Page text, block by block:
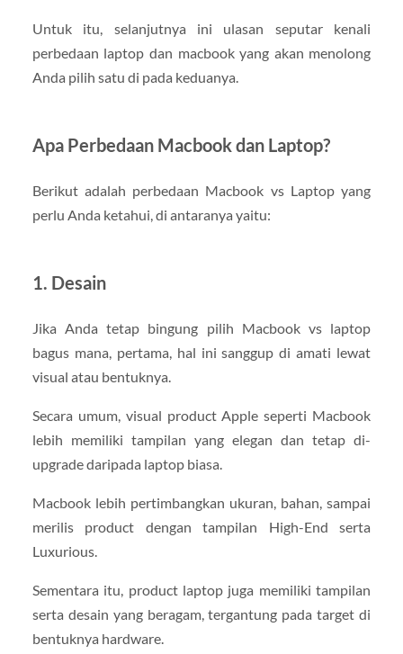
Untuk itu, selanjutnya ini ulasan seputar kenali
perbedaan laptop dan macbook yang akan menolong
Anda pilih satu di pada keduanya.
Apa Perbedaan Macbook dan Laptop?
Berikut adalah perbedaan Macbook vs Laptop yang
perlu Anda ketahui, di antaranya yaitu:
1. Desain
Jika Anda tetap bingung pilih Macbook vs laptop
bagus mana, pertama, hal ini sanggup di amati lewat
visual atau bentuknya.
Secara umum, visual product Apple seperti Macbook
lebih memiliki tampilan yang elegan dan tetap di-
upgrade daripada laptop biasa.
Macbook lebih pertimbangkan ukuran, bahan, sampai
merilis product dengan tampilan High-End serta
Luxurious.
Sementara itu, product laptop juga memiliki tampilan
serta desain yang beragam, tergantung pada target di
bentuknya hardware.